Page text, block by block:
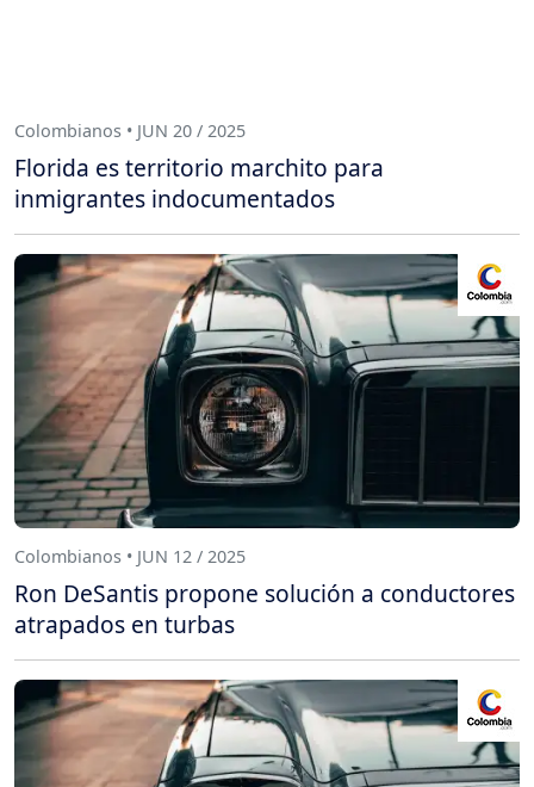
Colombianos • JUN 20 / 2025
Florida es territorio marchito para
inmigrantes indocumentados
Colombianos • JUN 12 / 2025
Ron DeSantis propone solución a conductores
atrapados en turbas